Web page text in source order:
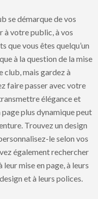
se démarque de vos
à votre public, à vos
que vous êtes quelqu’un
à la question de la mise
club, mais gardez à
faire passer avec votre
élégance et
plus dynamique peut
Trouvez un design
le selon vos
également rechercher
mise en page, à leurs
et à leurs polices.